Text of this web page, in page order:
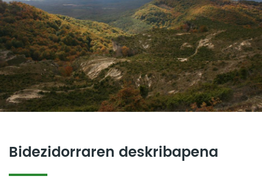
Bidezidorraren deskribapena